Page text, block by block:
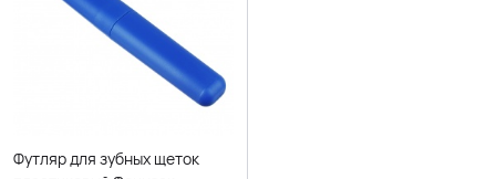
Футляр для зубных щеток